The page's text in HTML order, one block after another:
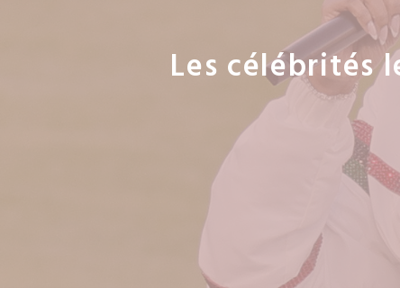
Les célébrités